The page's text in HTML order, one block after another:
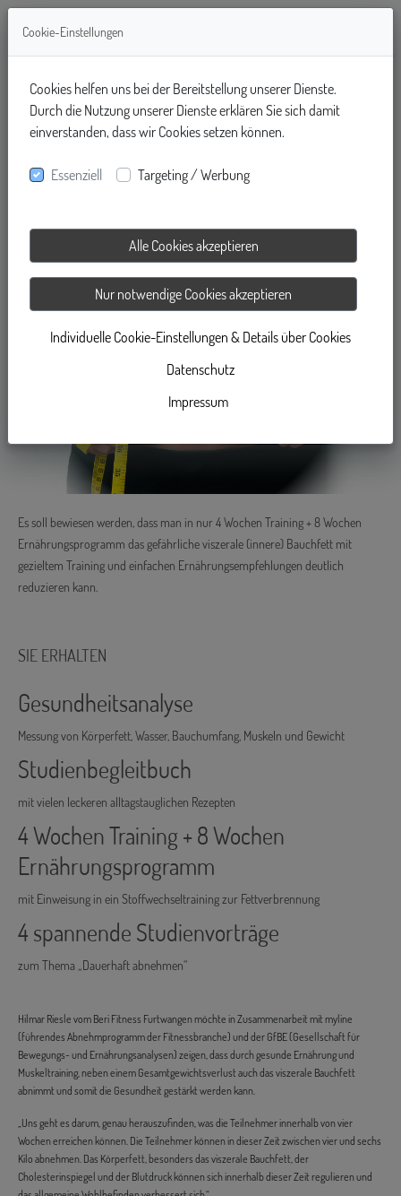
WIR SUCHEN
Jetzt Teilnahmeplatz sichern
Es soll bewiesen werden, dass man in nur 4 Wochen Training + 8 Wochen
Ernährungsprogramm das gefährliche viszerale (innere) Bauchfett mit
gezieltem Training und einfachen Ernährungsempfehlungen deutlich
reduzieren kann.
SIE ERHALTEN
Gesundheitsanalyse
Messung von Körperfett, Wasser, Bauchumfang, Muskeln und Gewicht
Studienbegleitbuch
mit vielen leckeren alltagstauglichen Rezepten
4 Wochen Training + 8 Wochen
Ernährungsprogramm
mit Einweisung in ein Stoffwechseltraining zur Fettverbrennung
4 spannende Studienvorträge
zum Thema „Dauerhaft abnehmen“
Hilmar Riesle vom Beri Fitness Furtwangen möchte in Zusammenarbeit mit myline
(führendes Abnehmprogramm der Fitnessbranche) und der GfBE (Gesellschaft für
Bewegungs- und Ernährungsanalysen) zeigen, dass durch gesunde Ernährung und
Muskeltraining, neben einem Gesamtgewichtsverlust auch das viszerale Bauchfett
abnimmt und somit die Gesundheit gestärkt werden kann.
„Uns geht es darum, genau herauszufinden, was die Teilnehmer innerhalb von vier
Wochen erreichen können. Die Teilnehmer können in dieser Zeit zwischen vier und sechs
Kilo abnehmen. Das Körperfett, besonders das viszerale Bauchfett, der
Cholesterinspiegel und der Blutdruck können sich innerhalb dieser Zeit regulieren und
Cookie-Einstellungen
Cookies helfen uns bei der Bereitstellung unserer Dienste.
Durch die Nutzung unserer Dienste erklären Sie sich damit
einverstanden, dass wir Cookies setzen können.
Essenziell Targeting / Werbung
Alle Cookies akzeptieren
Nur notwendige Cookies akzeptieren
Individuelle Cookie-Einstellungen & Details über Cookies
Datenschutz
Impressum